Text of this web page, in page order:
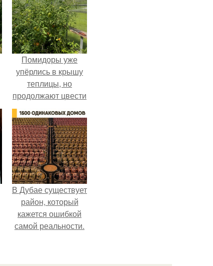
Помидоры уже
упёрлись в крышу
теплицы, но
продолжают цвести
как сумасшедшие?
В Дубае существует
район, который
кажется ошибкой
самой реальности.